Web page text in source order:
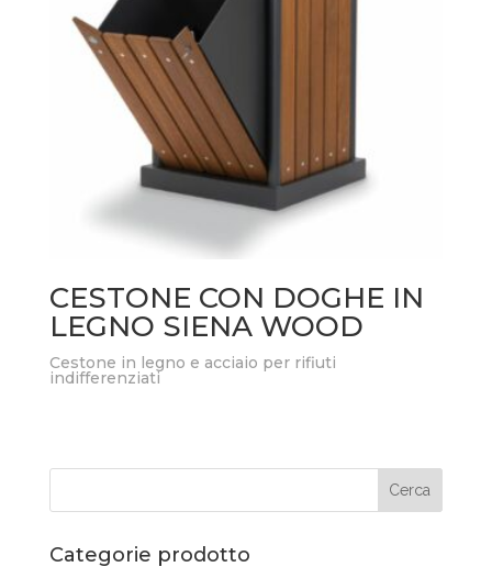
CESTONE CON DOGHE IN
LEGNO SIENA WOOD
Cestone in legno e acciaio per rifiuti
indifferenziati
Categorie prodotto